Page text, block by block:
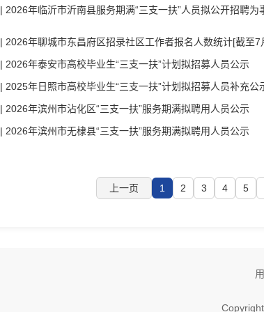
| 2026年临沂市沂南县服务期满“三支一扶”人员拟公开招聘
| 2026年聊城市东昌府区招录社区工作者报名人数统计[截至7
| 2026年泰安市高校毕业生“三支一扶”计划拟招募人员公示
| 2025年日照市高校毕业生“三支一扶”计划拟招募人员补充公
| 2026年滨州市沾化区“三支一扶”服务期满拟聘用人员公示
| 2026年滨州市无棣县“三支一扶”服务期满拟聘用人员公示
上一页 1 2 3 4 5